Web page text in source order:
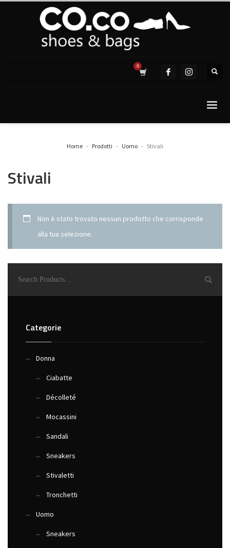
Home Prodotti Uomo Stivali
Stivali
Non è stato trovato nessun prodotto che corrisponde
alla tua selezione.
Categorie
Donna
Ciabatte
Décolleté
Mocassini
Sandali
Sneakers
Stivaletti
Tronchetti
Uomo
Sneakers